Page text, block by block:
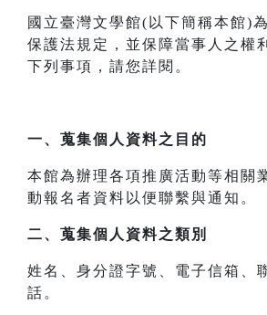
國立臺灣文學館(以下簡稱本館)
保護法規定，並保障當事人之權
下列事項，請您詳閱。
一、 蒐集個人資料之目的
本館為辦理各項推廣活動等相關
動報名者資料以便聯繫與通知。
二、 蒐集個人資料之類別
姓名、身分證字號、電子信箱、
話。